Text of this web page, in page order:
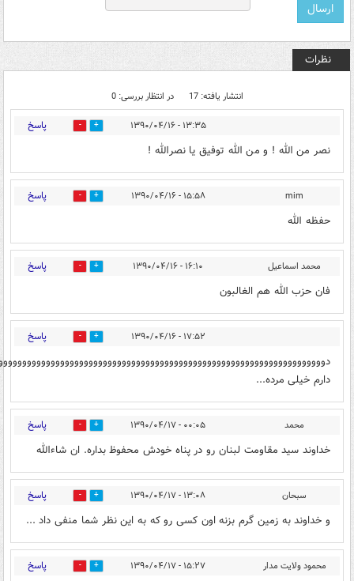
نظرات
انتشار یافته: 17 در انتظار بررسی: 0
۱۳:۳۵ - ۱۳۹۰/۰۴/۱۶ 0 پاسخ
نصر من الله ! و من الله توفیق یا نصرالله !
mim ۱۵:۵۸ - ۱۳۹۰/۰۴/۱۶ 0 پاسخ
حفظه الله
محمد اسماعیل ۱۶:۱۰ - ۱۳۹۰/۰۴/۱۶ 0 پاسخ
فان حزب الله هم الغالبون
۱۷:۵۲ - ۱۳۹۰/۰۴/۱۶ 0 پاسخ
دارم خیلی مرده...
محمد ۰۰:۰۵ - ۱۳۹۰/۰۴/۱۷ 0 پاسخ
خداوند سید مقاومت لبنان رو در پناه خودش محفوظ بداره. ان شاءالله
سبحان ۱۳:۰۸ - ۱۳۹۰/۰۴/۱۷ 0 پاسخ
و خداوند به زمین گرم بزنه اون کسی رو که به این نظر شما منفی داد ...
محمود ولایت مدار ۱۵:۲۷ - ۱۳۹۰/۰۴/۱۷ 0 پاسخ